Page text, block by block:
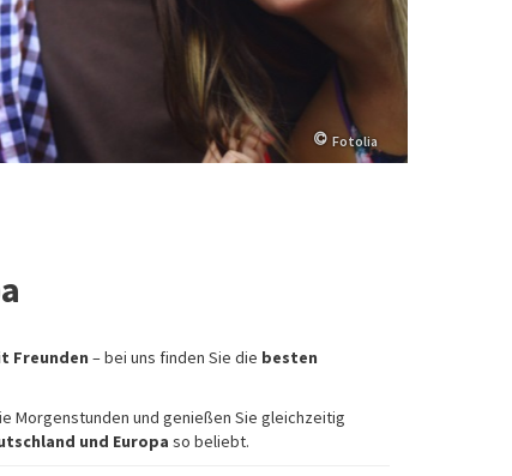
Fotolia
Freunden – bei uns finden Sie die besten
Morgenstunden und genießen Sie gleichzeitig
und Europa so beliebt.